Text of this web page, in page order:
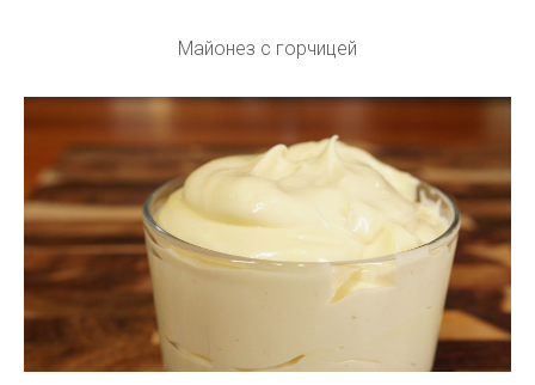
Майонез с горчицей